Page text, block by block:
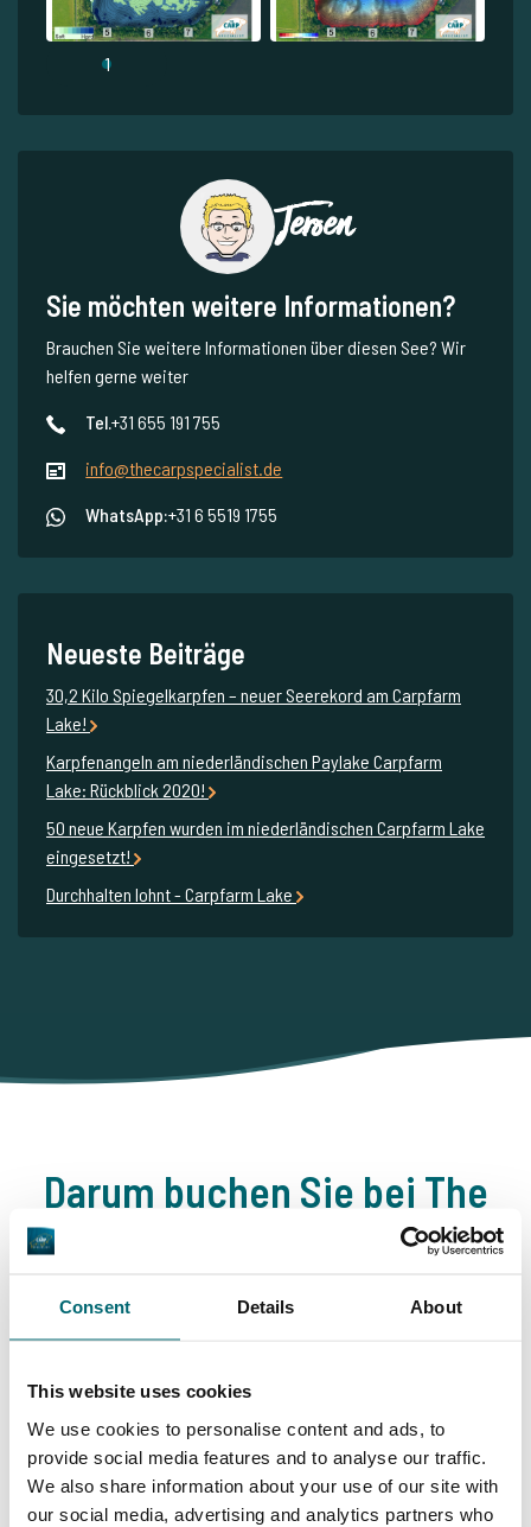
Consent Details About
This website uses cookies
We use cookies to personalise content and ads, to
provide social media features and to analyse our traffic.
We also share information about your use of our site with
our social media, advertising and analytics partners who
1
Jeroen
Sie möchten weitere Informationen?
Brauchen Sie weitere Informationen über diesen See? Wir
helfen gerne weiter
Tel.+31 655 191 755
info@thecarpspecialist.de
WhatsApp:+31 6 5519 1755
Neueste Beiträge
30,2 Kilo Spiegelkarpfen – neuer Seerekord am Carpfarm
Lake!
Karpfenangeln am niederländischen Paylake Carpfarm
Lake: Rückblick 2020!
50 neue Karpfen wurden im niederländischen Carpfarm Lake
eingesetzt!
Durchhalten lohnt - Carpfarm Lake
Darum buchen Sie bei The
35025 Angler haben uns bereits bewertet
9,7 9,2